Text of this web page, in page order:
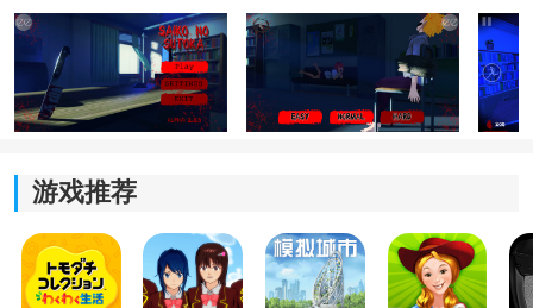
保持安静很重要，病娇少女对声音和视线都很敏感。移
动路线、躲藏时机和开门
动作
，都可能影响是否被追
上。
游戏提供不同难度选择，新手可以先熟悉地图和巡逻规
律，想要更强压迫感的玩家也能挑战更高难度。
5、环境互动：
游戏推荐